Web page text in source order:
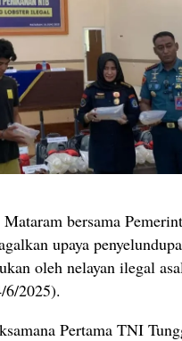
bersama
upaya
oleh nelayan ilegal
2025).
Pertama TNI